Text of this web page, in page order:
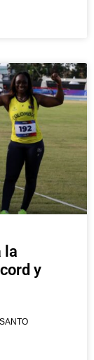
la
y